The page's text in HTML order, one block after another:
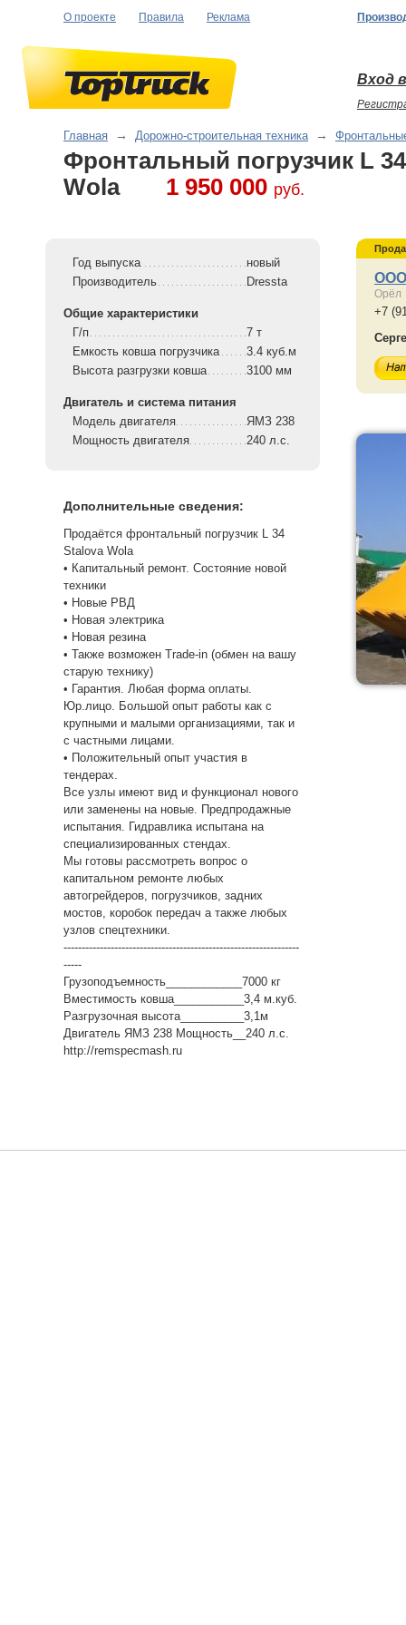
О проекте Правила Реклама
Вход
Главная → Дорожно-строительная техника →
Фронтальный погрузчик L
Wola
1 950 000 руб.
Год выпуска
новый
Производитель
Dressta
Общие характеристики
Г/п
7 т
Емкость ковша погрузчика
3.4 куб.м
Высота разгрузки ковша
3100 мм
Двигатель и система питания
Модель двигателя
ЯМЗ 238
Мощность двигателя
240 л.с.
Дополнительные сведения:
Продаётся фронтальный погрузчик L 34
Stalova Wola
• Капитальный ремонт. Состояние новой
техники
• Новые РВД
• Новая электрика
• Новая резина
• Также возможен Trade-in (обмен на вашу
старую технику)
• Гарантия. Любая форма оплаты.
Юр.лицо. Большой опыт работы как с
крупными и малыми организациями, так и
с частными лицами.
• Положительный опыт участия в
тендерах.
Все узлы имеют вид и функционал нового
или заменены на новые. Предпродажные
испытания. Гидравлика испытана на
специализированных стендах.
Мы готовы рассмотреть вопрос о
капитальном ремонте любых
автогрейдеров, погрузчиков, задних
мостов, коробок передач а также любых
узлов спецтехники.
-----------------------------------------------------------------
-----
Грузоподъемность____________7000 кг
Вместимость ковша___________3,4 м.куб.
Разгрузочная высота__________3,1м
Двигатель ЯМЗ 238 Мощность__240 л.с.
http://remspecmash.ru
Орёл
+7